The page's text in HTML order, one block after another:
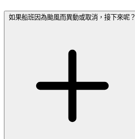
如果船班因為颱風而異動或取消，接下來呢？